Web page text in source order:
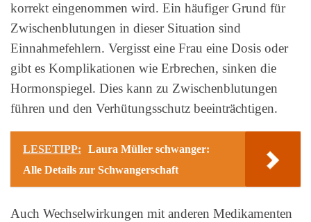
korrekt eingenommen wird. Ein häufiger Grund für
Zwischenblutungen in dieser Situation sind
Einnahmefehlern. Vergisst eine Frau eine Dosis oder
gibt es Komplikationen wie Erbrechen, sinken die
Hormonspiegel. Dies kann zu Zwischenblutungen
führen und den Verhütungsschutz beeinträchtigen.
LESETIPP:
Laura Müller schwanger:
Alle Details zur Schwangerschaft
Auch Wechselwirkungen mit anderen Medikamenten